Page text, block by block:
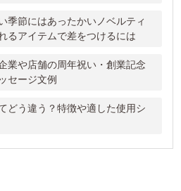
季節にはあったかいノベルティ
るアイテムで差をつけるには
業や店舗の周年祝い・創業記念
セージ文例
どう違う？特徴や適した使用シ